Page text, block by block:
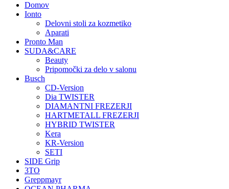
Domov
Ionto
Delovni stoli za kozmetiko
Aparati
Pronto Man
SUDA&CARE
Beauty
Pripomočki za delo v salonu
Busch
CD-Version
Dia TWISTER
DIAMANTNI FREZERJI
HARTMETALL FREZERJI
HYBRID TWISTER
Kera
KR-Version
SETI
SIDE Grip
3TO
Greppmayr